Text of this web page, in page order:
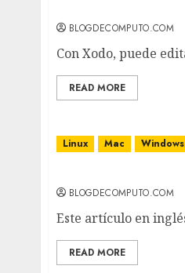
BLOGDECOMPUTO.COM
Con Xodo, puede
READ MORE
Linux Mac Windows
BLOGDECOMPUTO.COM
Este artículo en
READ MORE